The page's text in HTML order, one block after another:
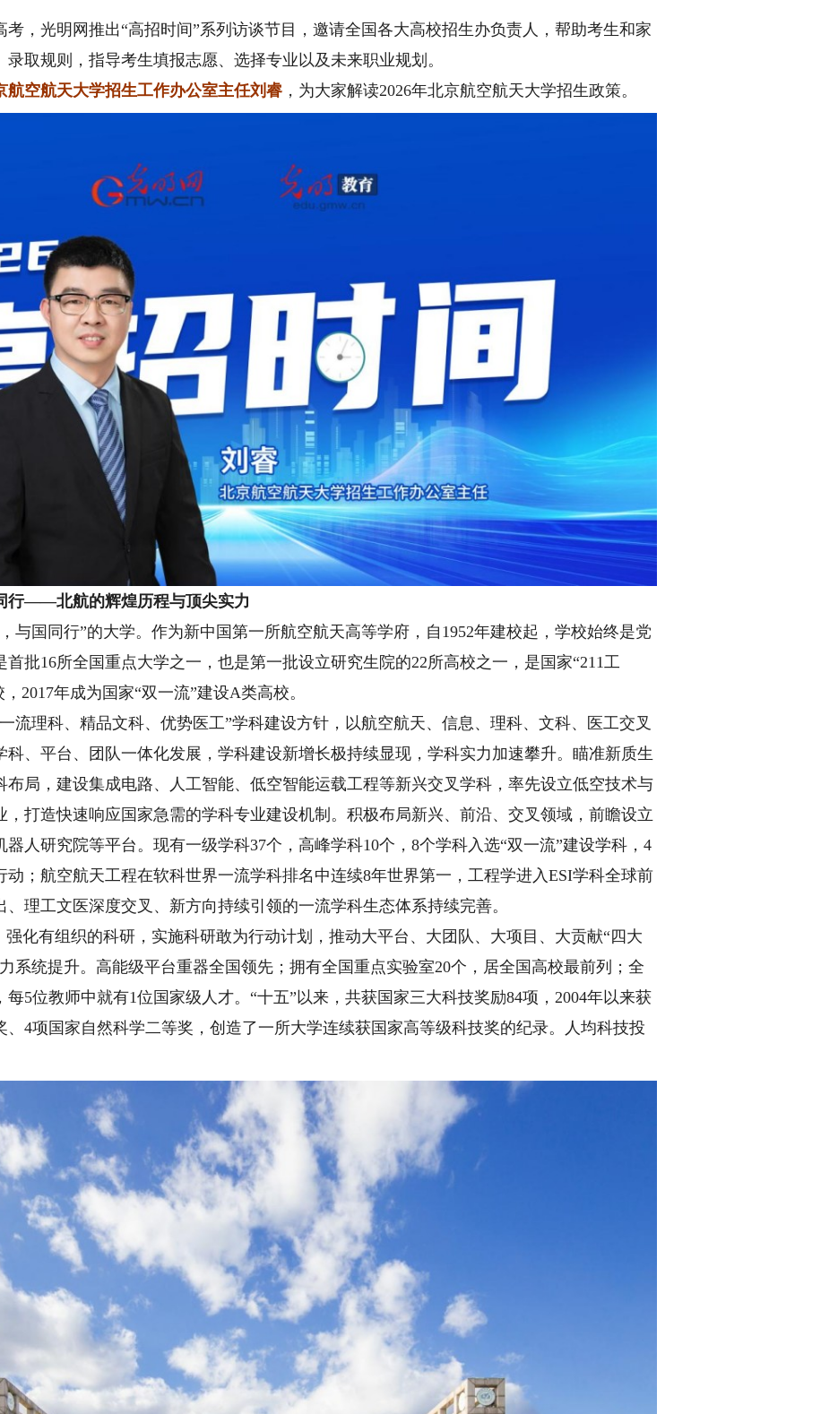
考，光明网推出“高招时间”系列访谈节目，邀请全国各大高校招生办负责人，帮助考生和家
取规则，指导考生填报志愿、选择专业以及未来职业规划。
航空航天大学招生工作办公室主任刘睿 ，为大家解读2026年北京航空航天大学招生政策。
——北航的辉煌历程与顶尖实力
国同行”的大学。作为新中国第一所航空航天高等学府，自1952年建校起，学校始终是党
批16所全国重点大学之一，也是第一批设立研究生院的22所高校之一，是国家“211工
2017年成为国家“双一流”建设A类高校。
理科、精品文科、优势医工”学科建设方针，以航空航天、信息、理科、文科、医工交叉
科、平台、团队一体化发展，学科建设新增长极持续显现，学科实力加速攀升。瞄准新质生
布局，建设集成电路、人工智能、低空智能运载工程等新兴交叉学科，率先设立低空技术与
，打造快速响应国家急需的学科专业建设机制。积极布局新兴、前沿、交叉领域，前瞻设立
人研究院等平台。现有一级学科37个，高峰学科10个，8个学科入选“双一流”建设学科，4
；航空航天工程在软科世界一流学科排名中连续8年世界第一，工程学进入ESI学科全球前
理工文医深度交叉、新方向持续引领的一流学科生态体系持续完善。
有组织的科研，实施科研敢为行动计划，推动大平台、大团队、大项目、大贡献“四大
系统提升。高能级平台重器全国领先；拥有全国重点实验室20个，居全国高校最前列；全
5位教师中就有1位国家级人才。“十五”以来，共获国家三大科技奖励84项，2004年以来获
、4项国家自然科学二等奖，创造了一所大学连续获国家高等级科技奖的纪录。人均科技投